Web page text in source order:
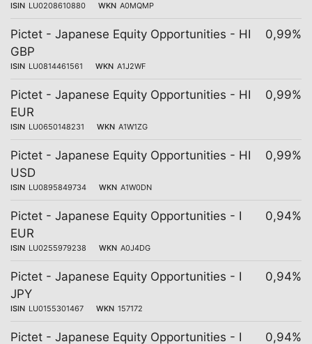
ISIN LU0208610880 WKN A0MQMP
Pictet - Japanese Equity Opportunities - HI
GBP
ISIN LU0814461561 WKN A1J2WF
0,99%
Pictet - Japanese Equity Opportunities - HI
EUR
ISIN LU0650148231 WKN A1W1ZG
0,99%
Pictet - Japanese Equity Opportunities - HI
USD
ISIN LU0895849734 WKN A1W0DN
0,99%
Pictet - Japanese Equity Opportunities - I
EUR
ISIN LU0255979238 WKN A0J4DG
0,94%
Pictet - Japanese Equity Opportunities - I
JPY
ISIN LU0155301467 WKN 157172
0,94%
Pictet - Japanese Equity Opportunities - I 0,94%